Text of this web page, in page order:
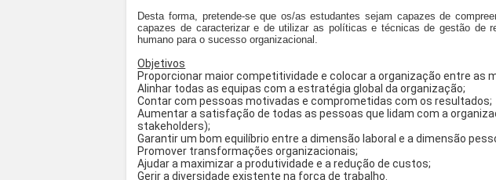
Desta forma, pretende-se que os/as estudantes sejam capazes de
capazes de caracterizar e de utilizar as políticas e técnicas de gestão de
humano para o sucesso organizacional.
Objetivos
Proporcionar maior competitividade e colocar a organização entre as
Alinhar todas as equipas com a estratégia global da organização;
Contar com pessoas motivadas e comprometidas com os resultados;
Aumentar a satisfação de todas as pessoas que lidam com a
stakeholders);
Garantir um bom equilíbrio entre a dimensão laboral e a dimensão
Promover transformações organizacionais;
Ajudar a maximizar a produtividade e a redução de custos;
Gerir a diversidade existente na força de trabalho.